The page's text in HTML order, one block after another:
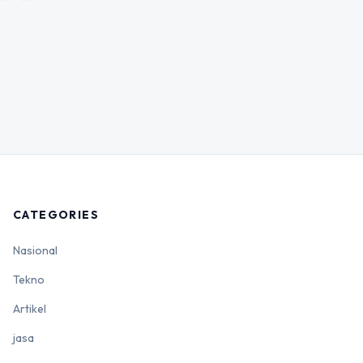
CATEGORIES
Nasional
Tekno
Artikel
jasa